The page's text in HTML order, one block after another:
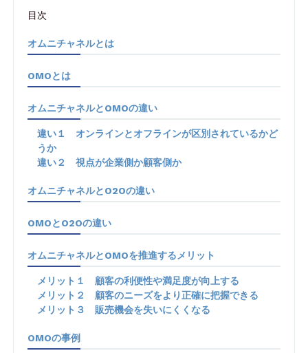
目次
オムニチャネルとは
OMOとは
オムニチャネルとOMOの違い
違い１ オンラインとオフラインが区別されているかど
うか
違い２ 視点が企業側か顧客側か
オムニチャネルとO2Oの違い
OMOとO2Oの違い
オムニチャネルとOMOを推進するメリット
メリット１ 顧客の利便性や満足度が向上する
メリット２ 顧客のニーズをより正確に把握できる
メリット３ 販売機会を失いにくくなる
OMOの事例